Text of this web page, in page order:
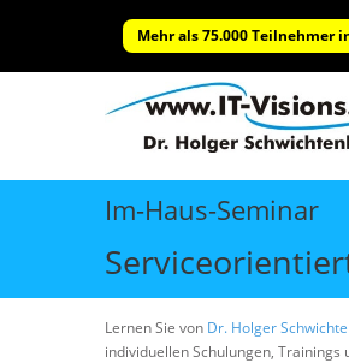
Mehr als 75.000 Teilnehmer
Im-Haus-Seminar
Lernen Sie von Dr. Holger
individuellen Schulungen, Trainings